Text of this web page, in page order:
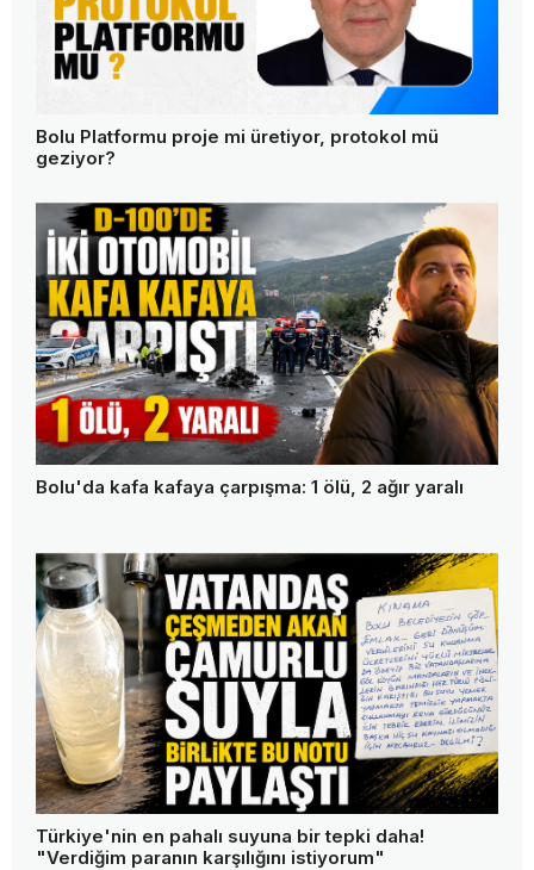
Bolu Platformu proje mi üretiyor, protokol mü
geziyor?
Bolu'da kafa kafaya çarpışma: 1 ölü, 2 ağır yaralı
Türkiye'nin en pahalı suyuna bir tepki daha!
"Verdiğim paranın karşılığını istiyorum"